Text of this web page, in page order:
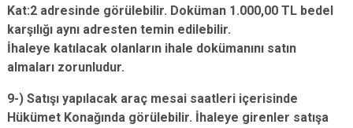
Kat:2 adresinde görülebilir. Doküman 1.000,00 TL bedel
karşılığı aynı adresten temin edilebilir.
İhaleye katılacak olanların ihale dokümanını satın
almaları zorunludur.
9-) Satışı yapılacak araç mesai saatleri içerisinde
Hükümet Konağında görülebilir. İhaleye girenler satışa